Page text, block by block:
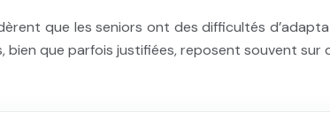
que les seniors ont des difficultés
que parfois justifiées, reposent souvent